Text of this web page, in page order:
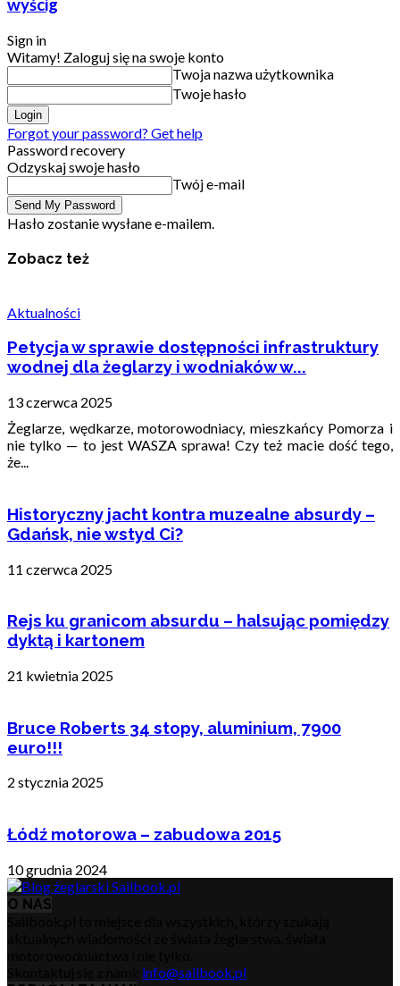
wyścig
Sign in
Witamy! Zaloguj się na swoje konto
Twoja nazwa użytkownika
Twoje hasło
Forgot your password? Get help
Password recovery
Odzyskaj swoje hasło
Twój e-mail
Hasło zostanie wysłane e-mailem.
Zobacz też
Aktualności
Petycja w sprawie dostępności infrastruktury
wodnej dla żeglarzy i wodniaków w...
13 czerwca 2025
Żeglarze, wędkarze, motorowodniacy, mieszkańcy Pomorza i
nie tylko — to jest WASZA sprawa! Czy też macie dość tego,
że...
Historyczny jacht kontra muzealne absurdy –
Gdańsk, nie wstyd Ci?
11 czerwca 2025
Rejs ku granicom absurdu – halsując pomiędzy
dyktą i kartonem
21 kwietnia 2025
Bruce Roberts 34 stopy, aluminium, 7900
euro!!!
2 stycznia 2025
Łódź motorowa – zabudowa 2015
10 grudnia 2024
O NAS
info@sailbook.pl